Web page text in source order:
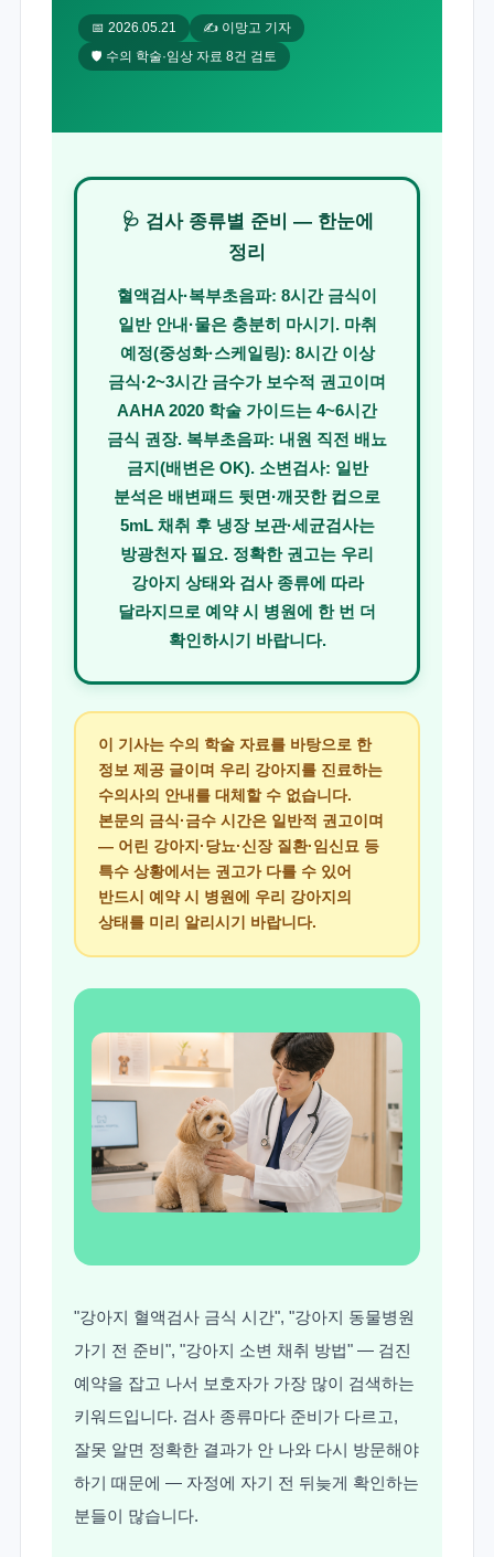
📅 2026.05.21 ✍️ 이망고 기자
🛡️ 수의 학술·임상 자료 8건 검토
🩺 검사 종류별 준비 — 한눈에
정리
혈액검사·복부초음파: 8시간 금식이
일반 안내·물은 충분히 마시기. 마취
예정(중성화·스케일링): 8시간 이상
금식·2~3시간 금수가 보수적 권고이며
AAHA 2020 학술 가이드는 4~6시간
금식 권장. 복부초음파: 내원 직전 배뇨
금지(배변은 OK). 소변검사: 일반
분석은 배변패드 뒷면·깨끗한 컵으로
5mL 채취 후 냉장 보관·세균검사는
방광천자 필요. 정확한 권고는 우리
강아지 상태와 검사 종류에 따라
달라지므로 예약 시 병원에 한 번 더
확인하시기 바랍니다.
이 기사는 수의 학술 자료를 바탕으로 한
정보 제공 글이며 우리 강아지를 진료하는
수의사의 안내를 대체할 수 없습니다.
본문의 금식·금수 시간은 일반적 권고이며
— 어린 강아지·당뇨·신장 질환·임신묘 등
특수 상황에서는 권고가 다를 수 있어
반드시 예약 시 병원에 우리 강아지의
상태를 미리 알리시기 바랍니다.
"강아지 혈액검사 금식 시간", "강아지 동물병원
가기 전 준비", "강아지 소변 채취 방법" — 검진
예약을 잡고 나서 보호자가 가장 많이 검색하는
키워드입니다. 검사 종류마다 준비가 다르고,
잘못 알면 정확한 결과가 안 나와 다시 방문해야
하기 때문에 — 자정에 자기 전 뒤늦게 확인하는
분들이 많습니다.